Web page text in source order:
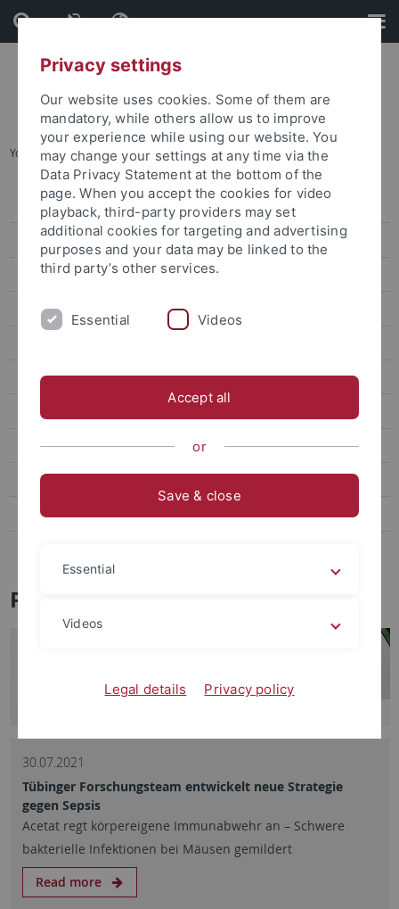
Skip
to
content
Skip
to
footer
You are here: Startseite ... Archiv
Pressemitteilungen
Archiv
attempto online
Newsletter Uni Tübingen aktuell
Publikationen
Social Media
Videos
Podcasts
Personalia
Pressemitteilungen - Archiv
30.07.2021
Tübinger Forschungsteam entwickelt neue Strategie
gegen Sepsis
Acetat regt körpereigene Immunabwehr an – Schwere
bakterielle Infektionen bei Mäusen gemildert
Read more
Privacy settings
Our website uses cookies. Some of them are
mandatory, while others allow us to improve
your experience while using our website. You
may change your settings at any time via the
Data Privacy Statement at the bottom of the
page. When you accept the cookies for video
playback, third-party providers may set
additional cookies for targeting and advertising
purposes and your data may be linked to the
third party’s other services.
Essential Videos
Accept all
or
Save & close
Essential
Videos
Legal details Privacy policy